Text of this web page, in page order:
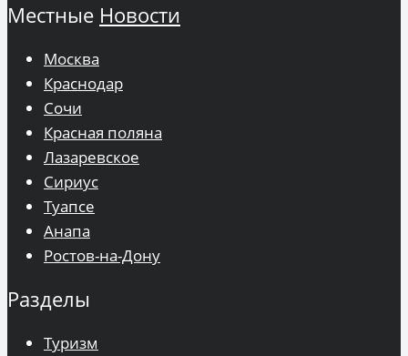
Местные Новости
Москва
Краснодар
Сочи
Красная поляна
Лазаревское
Сириус
Туапсе
Анапа
Ростов-на-Дону
Разделы
Туризм